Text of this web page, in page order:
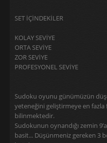
SET İÇİNDEKİLER
KOLAY SEVİYE
ORTA SEVİYE
ZOR SEVİYE
PROFESYONEL SEVİYE
Sudoku oyunu günümüzün
yeteneğini geliştirmeye en
bilinmektedir.
Sudokunun oynandığı zemin
basit... Düşünmeniz gereken 3